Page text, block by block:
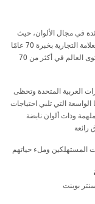
في مجال الألوان، حيث
تقدم لكل امرأة مكياجًا عالي الأداء بأسعار مناسبة. تتمتع العلامة التجارية بخبرة 70 عامًا
في مجال التجميل، وهي رائدة في أسواق تركيا وعلى مستوى العالم في أكثر من 70
الإمارات العربية المتحدة وتحظى
التي تلبي احتياجات
وذات ألوان نابضة
رائعة
المستهلكين وملء حياتهم
بوينت